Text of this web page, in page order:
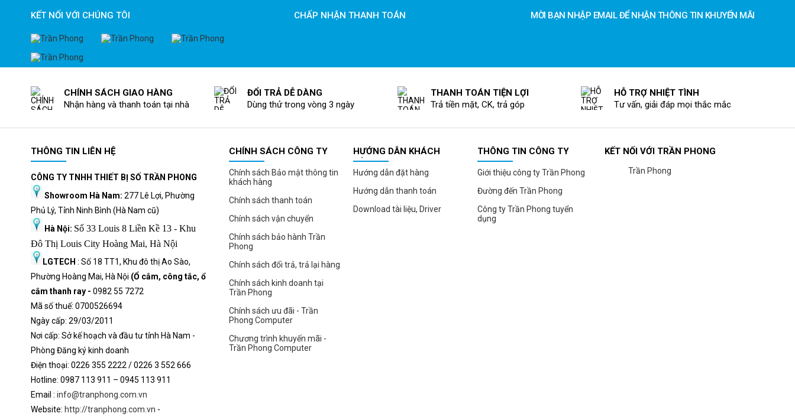
KẾT NỐI VỚI CHÚNG TÔI CHẤP NHẬN THANH TOÁN MỜI BẠN NHẬP EMAIL ĐỂ NHẬN THÔNG TIN KHUYẾN MÃI
CHÍNH SÁCH GIAO HÀNG
Nhận hàng và thanh toán tại nhà
ĐỔI TRẢ DỄ DÀNG
Dùng thử trong vòng 3 ngày
THANH TOÁN TIỆN LỢI
Trả tiền mặt, CK, trả góp
HỖ TRỢ NHIỆT TÌNH
Tư vấn, giải đáp mọi thắc mắc
KẾT NỐI VỚI TRẦN PHONG
Trần Phong
THÔNG TIN LIÊN HỆ
CÔNG TY TNHH THIẾT BỊ SỐ TRẦN PHONG
Showroom Hà Nam: 277 Lê Lợi, Phường
Phủ Lý, Tỉnh Ninh Bình (Hà Nam cũ)
Hà Nội: Số 33 Louis 8 Liền Kề 13 - Khu
Đô Thị Louis City Hoàng Mai, Hà Nội
LGTECH : Số 18 TT1, Khu đô thị Ao Sào,
Phường Hoàng Mai, Hà Nội (Ổ cắm, công tắc, ổ
cắm thanh ray - 0982 55 7272
Mã số thuế: 0700526694
Ngày cấp: 29/03/2011
Nơi cấp: Sở kế hoạch và đầu tư tỉnh Hà Nam -
Phòng Đăng ký kinh doanh
Điện thoại: 0226 355 2222 / 0226 3 552 666
Hotine: 0987 113 911 – 0945 113 911
Email : info@tranphong.com.vn
Website: http://tranphong.com.vn -
CHÍNH SÁCH CÔNG TY
Chính sách Bảo mật thông tin
khách hàng
Chính sách thanh toán
Chính sách vận chuyển
Chính sách bảo hành Trần
Phong
Chính sách đổi trả, trả lại hàng
Chính sách kinh doanh tại
Trần Phong
Chính sách ưu đãi - Trần
Phong Computer
Chương trình khuyến mãi -
Trần Phong Computer
HƯỚNG DẪN KHÁCH
HÀNG
Hướng dẫn đặt hàng
Hướng dẫn thanh toán
Download tài liệu, Driver
THÔNG TIN CÔNG TY
Giới thiệu công ty Trần Phong
Đường đến Trần Phong
Công ty Trần Phong tuyển
dụng